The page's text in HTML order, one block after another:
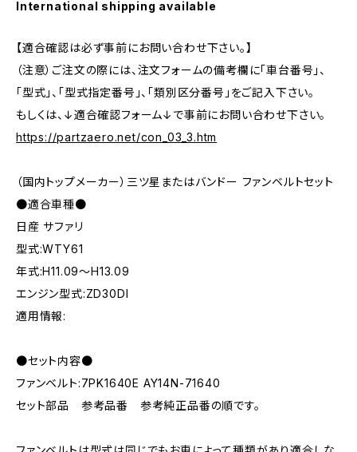
International shipping available
【適合確認は必ず事前にお問い合わせ下さい。】
（注意）ご注文の際には、注文フォームの備考欄に「車台番号」、
「型式」、「型式指定番号」、「類別区分番号」をご記入下さい。
もしくは、↓適合確認フォーム↓で事前にお問い合わせ下さい。
https://partzaero.net/con_03_3.htm
（国内トップメーカー）三ツ星またはバンドー ファンベルトセット
●適合車種●
日産 サファリ
型式:WTY61
年式:H11.09～H13.09
エンジン型式:ZD30DI
適用情報:
●セット内容●
ファンベルト:7PK1640E AY14N-71640
セット部品 参考品番 参考純正品番の順です。